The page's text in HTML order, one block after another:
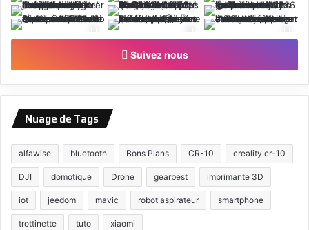
Suivez nous
Nuage de Tags
alfawise bluetooth Bons Plans CR-10 creality cr-10
DJI domotique Drone gearbest imprimante 3D
iot jeedom mavic robot aspirateur smartphone
trottinette tuto xiaomi